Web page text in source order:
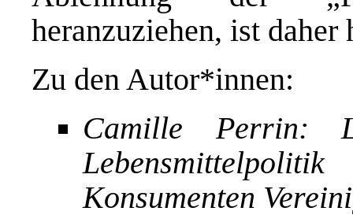
heranzuziehen, ist
Zu den Autor*innen:
Camille Perrin:
Konsumenten